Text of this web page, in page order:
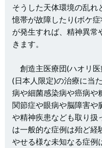
そうした天体環境の乱れ
憶帯が故障したり(ボケ
が発生すれば、精神異常
きます。
創造主医療団(ハオリ医
(日本人限定)の治療に当
病や細菌感染病や癌病や
関節症や眼病や脳障害や
や精神疾患なども取り扱
は一般的な症例は殆ど経
やせる様な未知なる症例